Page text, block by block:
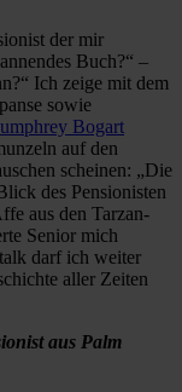
der mir
Buch?“ –
Ich zeige mit dem
sowie
Bogart
auf den
scheinen: „Die
des Pensionisten
aus den Tarzan-
Senior mich
darf ich weiter
aller Zeiten
aus Palm